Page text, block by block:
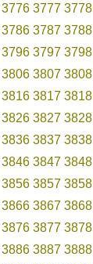
3776 3777 3778
3786 3787 3788
3796 3797 3798
3806 3807 3808
3816 3817 3818
3826 3827 3828
3836 3837 3838
3846 3847 3848
3856 3857 3858
3866 3867 3868
3876 3877 3878
3886 3887 3888